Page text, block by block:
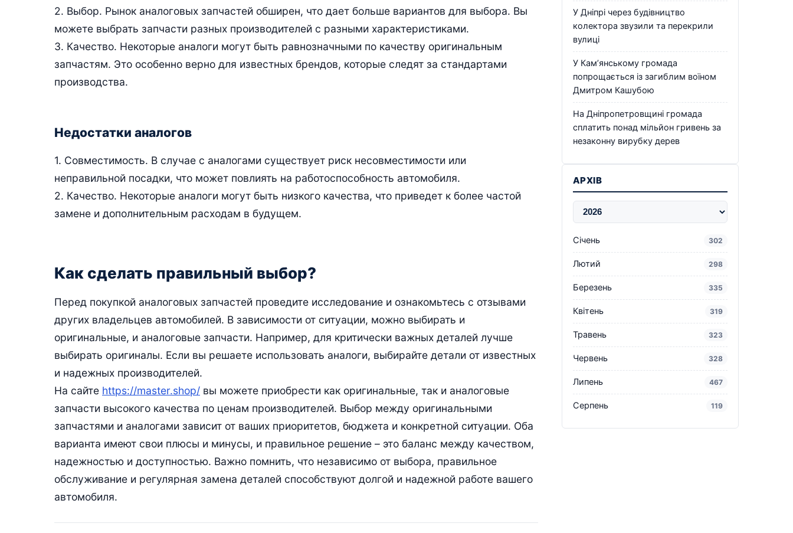
2. Выбор. Рынок аналоговых запчастей обширен, что дает больше вариантов для выбора. Вы
можете выбрать запчасти разных производителей с разными характеристиками.
3. Качество. Некоторые аналоги могут быть равнозначными по качеству оригинальным
запчастям. Это особенно верно для известных брендов, которые следят за стандартами
производства.
Недостатки аналогов
1. Совместимость. В случае с аналогами существует риск несовместимости или
неправильной посадки, что может повлиять на работоспособность автомобиля.
2. Качество. Некоторые аналоги могут быть низкого качества, что приведет к более частой
замене и дополнительным расходам в будущем.
Как сделать правильный выбор?
Перед покупкой аналоговых запчастей проведите исследование и ознакомьтесь с отзывами
других владельцев автомобилей. В зависимости от ситуации, можно выбирать и
оригинальные, и аналоговые запчасти. Например, для критически важных деталей лучше
выбирать оригиналы. Если вы решаете использовать аналоги, выбирайте детали от известных
и надежных производителей.
На сайте https://master.shop/ вы можете приобрести как оригинальные, так и аналоговые
запчасти высокого качества по ценам производителей. Выбор между оригинальными
запчастями и аналогами зависит от ваших приоритетов, бюджета и конкретной ситуации. Оба
варианта имеют свои плюсы и минусы, и правильное решение – это баланс между качеством,
надежностью и доступностью. Важно помнить, что независимо от выбора, правильное
обслуживание и регулярная замена деталей способствуют долгой и надежной работе вашего
автомобиля.
У Дніпрі через будівництво
колектора звузили та перекрили
вулиці
У Кам’янському громада
попрощається із загиблим воїном
Дмитром Кашубою
На Дніпропетровщині громада
сплатить понад мільйон гривень за
незаконну вирубку дерев
АРХІВ
Січень 302
Лютий 298
Березень 335
Квітень 319
Травень 323
Червень 328
Липень 467
Серпень 119